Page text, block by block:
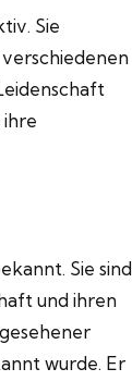
Sie
Sie sind
und ihren
wurde. Er